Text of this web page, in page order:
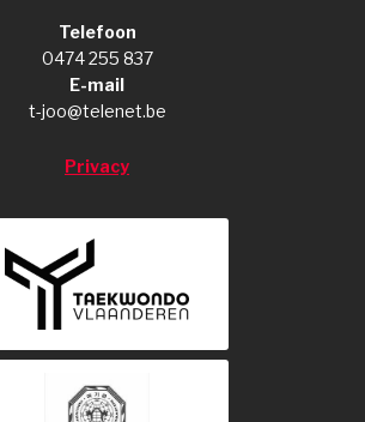
Telefoon
0474 255 837
E-mail
t-joo@telenet.be
Privacy